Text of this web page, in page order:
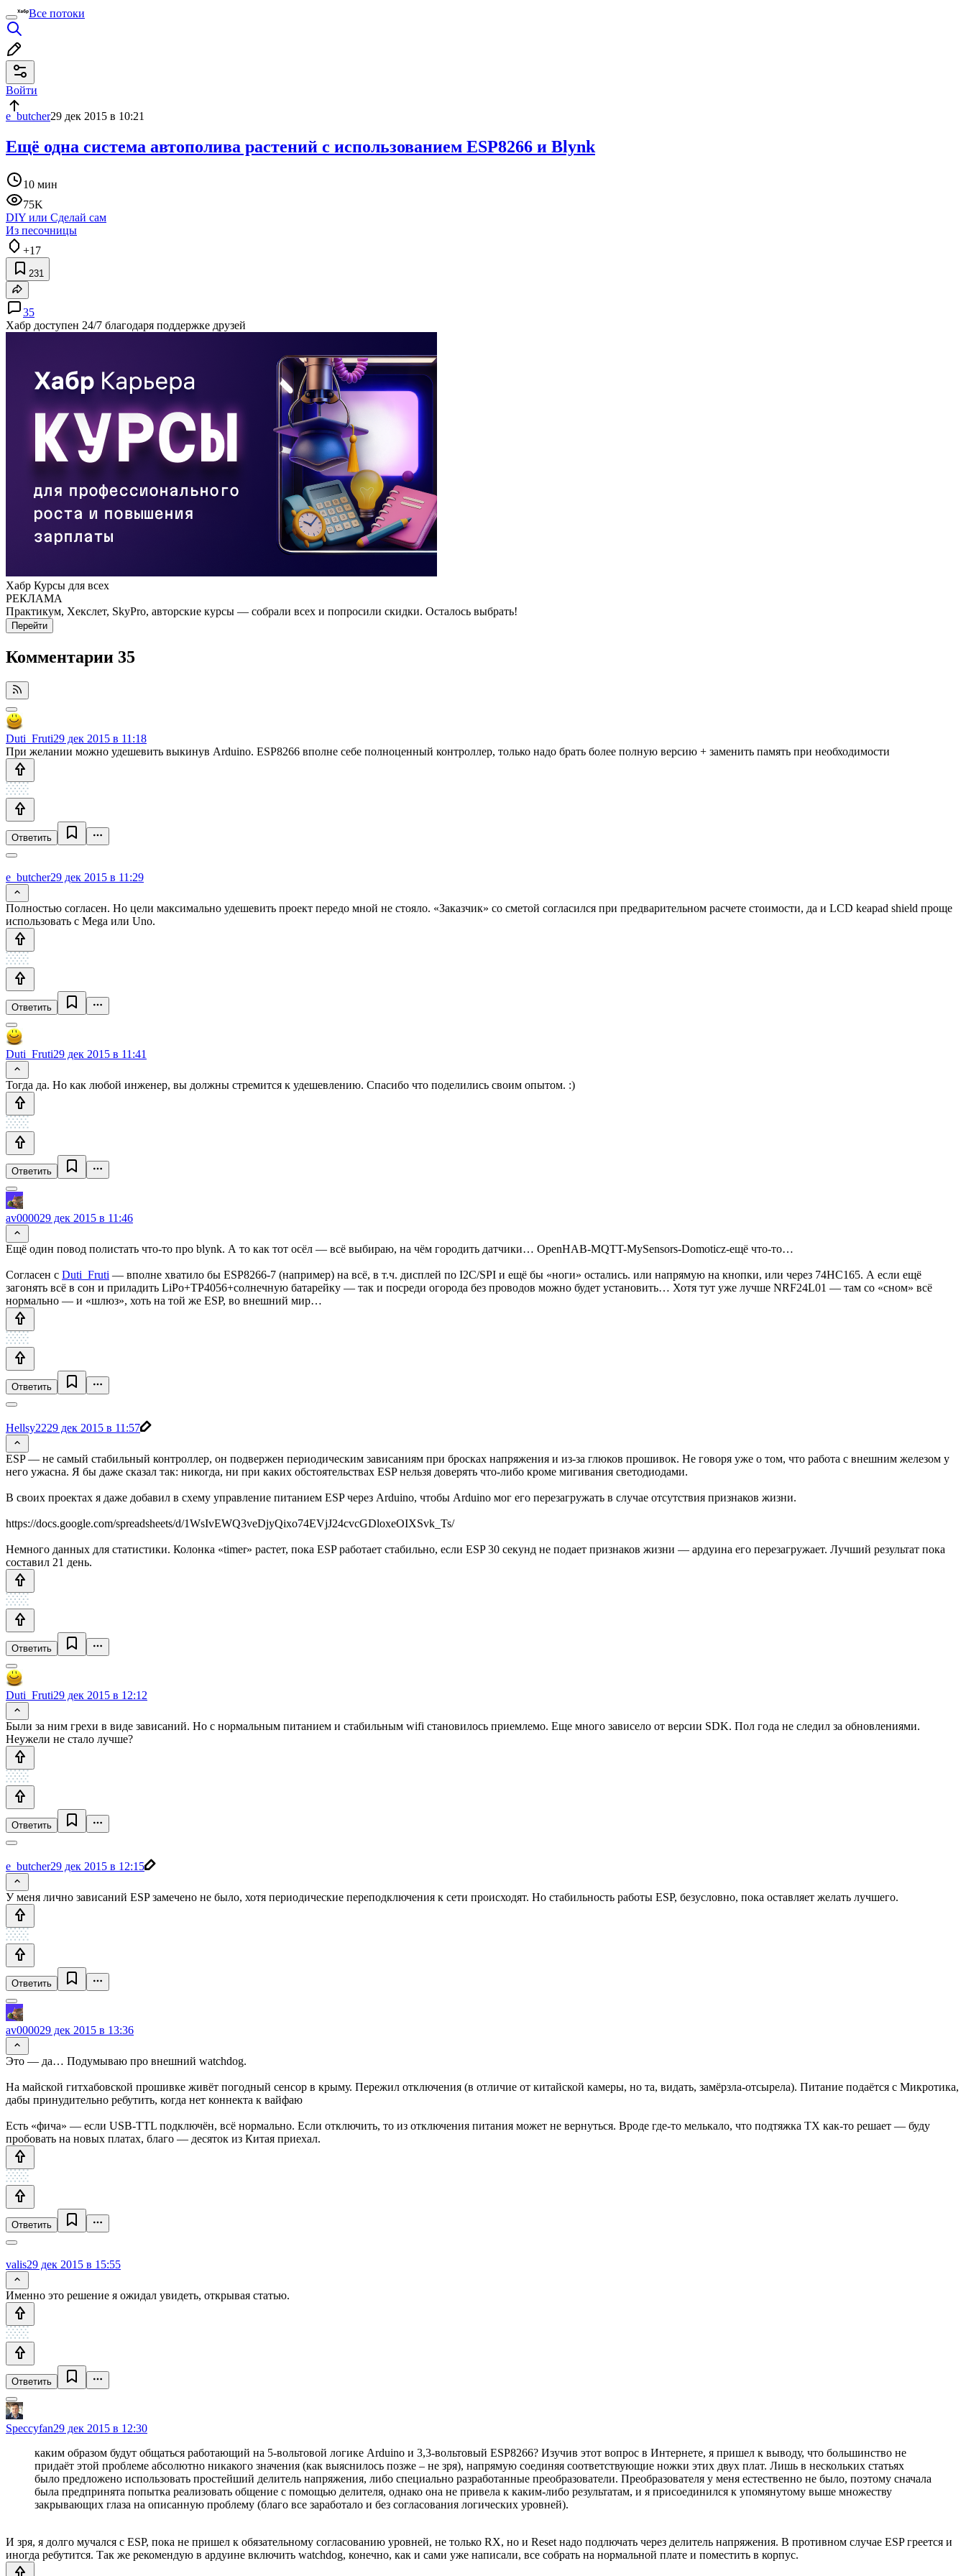
Все потоки
Войти
e_butcher29 дек 2015 в 10:21
Ещё одна система автополива растений с использованием ESP8266 и Blynk
10 мин
75K
DIY или Сделай сам
Из песочницы
+17
231
35
Хабр доступен 24/7 благодаря поддержке друзей
Хабр Курсы для всех
РЕКЛАМА
Практикум, Хекслет, SkyPro, авторские курсы — собрали всех и попросили скидки. Осталось выбрать!
Перейти
Комментарии 35
Duti_Fruti29 дек 2015 в 11:18
При желании можно удешевить выкинув Arduino. ESP8266 вполне себе полноценный контроллер, только надо брать более полную версию + заменить память при необходимости
Ответить
e_butcher29 дек 2015 в 11:29
Полностью согласен. Но цели максимально удешевить проект передо мной не стояло. «Заказчик» со сметой согласился при предварительном расчете стоимости, да и LCD keapad shield проще
использовать с Mega или Uno.
Ответить
Duti_Fruti29 дек 2015 в 11:41
Тогда да. Но как любой инженер, вы должны стремится к удешевлению. Спасибо что поделились своим опытом. :)
Ответить
av000029 дек 2015 в 11:46
Ещё один повод полистать что-то про blynk. А то как тот осёл — всё выбираю, на чём городить датчики… OpenHAB-MQTT-MySensors-Domoticz-ещё что-то…
Согласен с Duti_Fruti — вполне хватило бы ESP8266-7 (например) на всё, в т.ч. дисплей по I2C/SPI и ещё бы «ноги» остались. или напрямую на кнопки, или через 74HC165. А если ещё
загонять всё в сон и приладить LiPo+TP4056+солнечную батарейку — так и посреди огорода без проводов можно будет установить… Хотя тут уже лучше NRF24L01 — там со «сном» всё
нормально — и «шлюз», хоть на той же ESP, во внешний мир…
Ответить
Hellsy2229 дек 2015 в 11:57
ESP — не самый стабильный контроллер, он подвержен периодическим зависаниям при бросках напряжения и из-за глюков прошивок. Не говоря уже о том, что работа с внешним железом у
него ужасна. Я бы даже сказал так: никогда, ни при каких обстоятельствах ESP нельзя доверять что-либо кроме мигивания светодиодами.
В своих проектах я даже добавил в схему управление питанием ESP через Arduino, чтобы Arduino мог его перезагружать в случае отсутствия признаков жизни.
https://docs.google.com/spreadsheets/d/1WsIvEWQ3veDjyQixo74EVjJ24cvcGDloxeOIXSvk_Ts/
Немного данных для статистики. Колонка «timer» растет, пока ESP работает стабильно, если ESP 30 секунд не подает признаков жизни — ардуина его перезагружает. Лучший результат пока
составил 21 день.
Ответить
Duti_Fruti29 дек 2015 в 12:12
Были за ним грехи в виде зависаний. Но с нормальным питанием и стабильным wifi становилось приемлемо. Еще много зависело от версии SDK. Пол года не следил за обновлениями.
Неужели не стало лучше?
Ответить
e_butcher29 дек 2015 в 12:15
У меня лично зависаний ESP замечено не было, хотя периодические переподключения к сети происходят. Но стабильность работы ESP, безусловно, пока оставляет желать лучшего.
Ответить
av000029 дек 2015 в 13:36
Это — да… Подумываю про внешний watchdog.
На майской гитхабовской прошивке живёт погодный сенсор в крыму. Пережил отключения (в отличие от китайской камеры, но та, видать, замёрзла-отсырела). Питание подаётся с Микротика,
дабы принудительно ребутить, когда нет коннекта к вайфаю
Есть «фича» — если USB-TTL подключён, всё нормально. Если отключить, то из отключения питания может не вернуться. Вроде где-то мелькало, что подтяжка TX как-то решает — буду
пробовать на новых платах, благо — десяток из Китая приехал.
Ответить
valis29 дек 2015 в 15:55
Именно это решение я ожидал увидеть, открывая статью.
Ответить
Speccyfan29 дек 2015 в 12:30
каким образом будут общаться работающий на 5-вольтовой логике Arduino и 3,3-вольтовый ESP8266? Изучив этот вопрос в Интернете, я пришел к выводу, что большинство не
придаёт этой проблеме абсолютно никакого значения (как выяснилось позже – не зря), напрямую соединяя соответствующие ножки этих двух плат. Лишь в нескольких статьях
было предложено использовать простейший делитель напряжения, либо специально разработанные преобразователи. Преобразователя у меня естественно не было, поэтому сначала
была предпринята попытка реализовать общение с помощью делителя, однако она не привела к каким-либо результатам, и я присоединился к упомянутому выше множеству
закрывающих глаза на описанную проблему (благо все заработало и без согласования логических уровней).
И зря, я долго мучался с ESP, пока не пришел к обязательному согласованию уровней, не только RX, но и Reset надо подлючать через делитель напряжения. В противном случае ESP греется и
иногда ребутится. Так же рекомендую в ардуине включить watchdog, конечно, как и сами уже написали, все собрать на нормальной плате и поместить в корпус.